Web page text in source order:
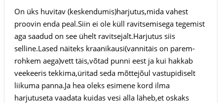
On üks huvitav (keskendumis)harjutus,mida vahest
proovin enda peal.Siin ei ole küll ravitsemisega tegemist
aga saadud on see ühelt ravitsejalt.Harjutus siis
selline.Lased näiteks kraanikausi(vannitäis on parem-
rohkem aega)vett täis,võtad punni eest ja kui hakkab
veekeeris tekkima,üritad seda mõttejõul vastupidiselt
liikuma panna.Ja hea oleks esimene kord ilma
harjutuseta vaadata kuidas vesi alla läheb,et oskaks